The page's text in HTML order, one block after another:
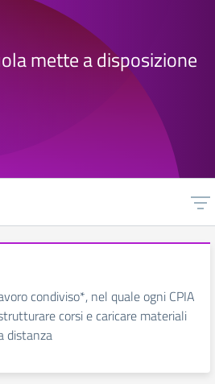
mette a disposizione
condiviso*, nel quale ogni CPIA
corsi e caricare materiali
distanza